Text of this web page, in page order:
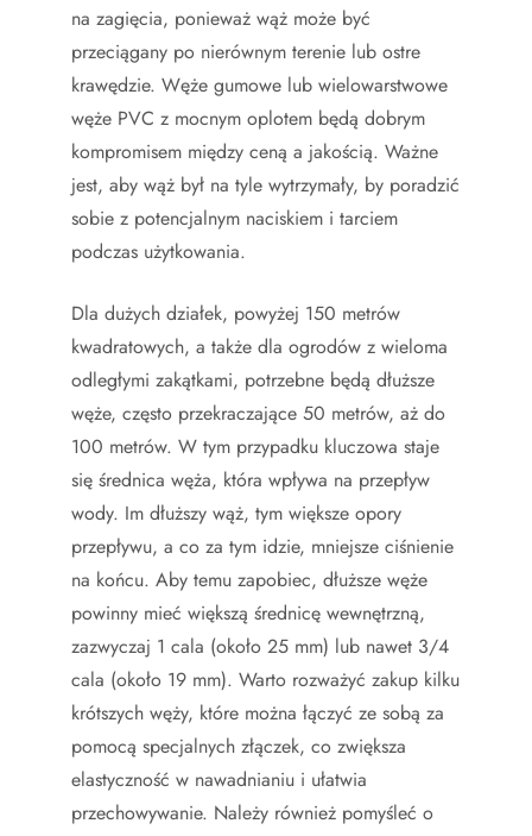
na zagięcia, ponieważ wąż może być
przeciągany po nierównym terenie lub ostre
krawędzie. Węże gumowe lub wielowarstwowe
węże PVC z mocnym oplotem będą dobrym
kompromisem między ceną a jakością. Ważne
jest, aby wąż był na tyle wytrzymały, by poradzić
sobie z potencjalnym naciskiem i tarciem
podczas użytkowania.
Dla dużych działek, powyżej 150 metrów
kwadratowych, a także dla ogrodów z wieloma
odległymi zakątkami, potrzebne będą dłuższe
węże, często przekraczające 50 metrów, aż do
100 metrów. W tym przypadku kluczowa staje
się średnica węża, która wpływa na przepływ
wody. Im dłuższy wąż, tym większe opory
przepływu, a co za tym idzie, mniejsze ciśnienie
na końcu. Aby temu zapobiec, dłuższe węże
powinny mieć większą średnicę wewnętrzną,
zazwyczaj 1 cala (około 25 mm) lub nawet 3/4
cala (około 19 mm). Warto rozważyć zakup kilku
krótszych węży, które można łączyć ze sobą za
pomocą specjalnych złączek, co zwiększa
elastyczność w nawadnianiu i ułatwia
przechowywanie. Należy również pomyśleć o